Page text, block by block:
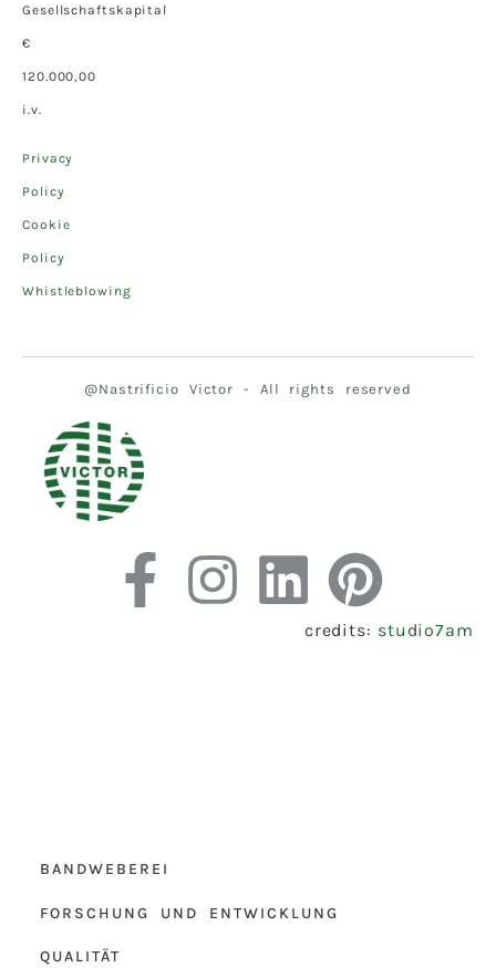
Gesellschaftskapital
€
120.000,00
i.v.
Privacy
Policy
Cookie
Policy
Whistleblowing
@Nastrificio Victor - All rights reserved
credits: studio7am
BANDWEBEREI
FORSCHUNG UND ENTWICKLUNG
QUALITÄT